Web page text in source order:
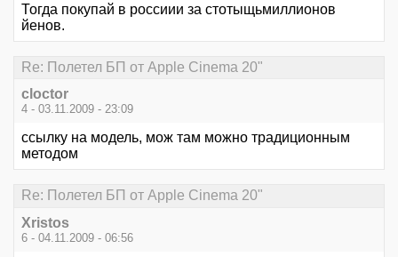
Тогда покупай в россиии за стотыщьмиллионов
йенов.
Re: Полетел БП от Apple Cinema 20"
cloctor
4 - 03.11.2009 - 23:09
ссылку на модель, мож там можно традиционным
методом
Re: Полетел БП от Apple Cinema 20"
Xristos
6 - 04.11.2009 - 06:56